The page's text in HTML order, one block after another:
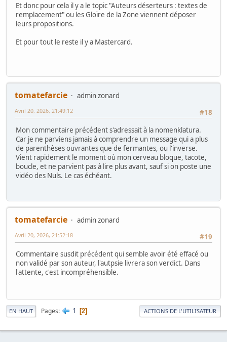
Et donc pour cela il y a le topic "Auteurs déserteurs : textes de
remplacement" ou les Gloïre de la Zone viennent déposer
leurs propositions.
Et pour tout le reste il y a Mastercard.
tomatefarcie
admin zonard
#18
Avril 20, 2026, 21:49:12
Mon commentaire précédent s'adressait à la nomenklatura.
Car je ne parviens jamais à comprendre un message qui a plus
de parenthèses ouvrantes que de fermantes, ou l'inverse.
Vient rapidement le moment où mon cerveau bloque, tacote,
boucle, et ne parvient pas à lire plus avant, sauf si on poste une
vidéo des Nuls. Le cas échéant.
tomatefarcie
admin zonard
#19
Avril 20, 2026, 21:52:18
Commentaire susdit précédent qui semble avoir été effacé ou
non validé par son auteur, l'autpsie livrera son verdict. Dans
l'attente, c'est incompréhensible.
EN HAUT Pages 1 2 ACTIONS DE L'UTILISATEUR